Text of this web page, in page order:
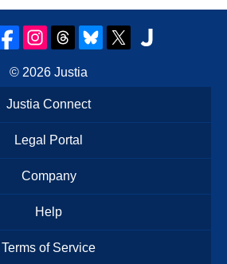
© 2026 Justia
Justia Connect
Legal Portal
Company
Help
Terms of Service